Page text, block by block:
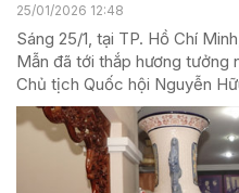
25/01/2026 12:48
Sáng 25/1, tại TP. Hồ Chí
Mẫn đã tới thắp hương tưởng
Chủ tịch Quốc hội Nguyễn